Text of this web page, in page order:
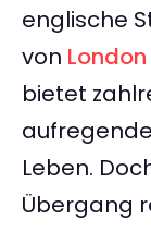
englische
von London
bietet
Leben.
Übergang